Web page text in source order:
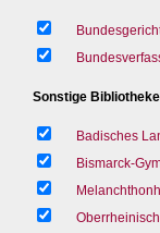
Sonstige
Badisches
Bismarck-